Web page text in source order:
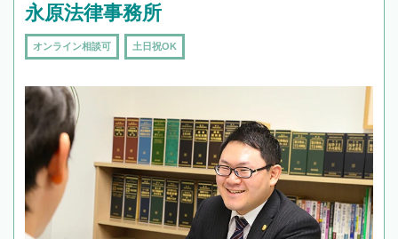
永原法律事務所
オンライン相談可 土日祝OK